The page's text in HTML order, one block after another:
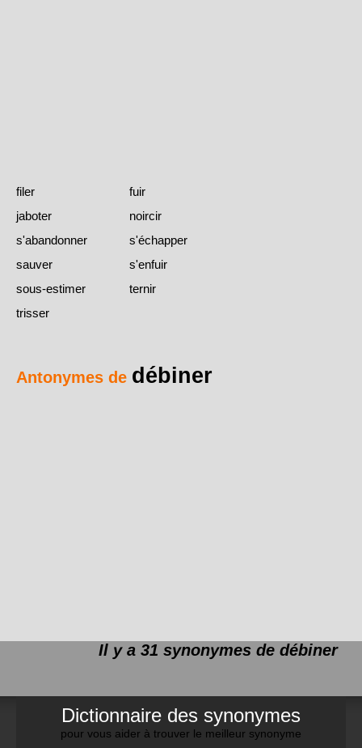
filer
fuir
jaboter
noircir
s'abandonner
s'échapper
sauver
s'enfuir
sous-estimer
ternir
trisser
Antonymes de débiner
Il y a 31 synonymes de débiner
Dictionnaire des synonymes
pour vous aider à trouver le meilleur synonyme